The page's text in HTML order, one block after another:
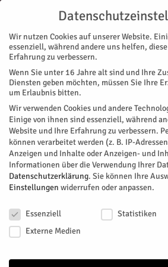
ALTENBURG BARMEN BOURHEIM
BARMEN Start Stadtteile Barmen
Keine Beiträge
NEUSTE NACHRICHTEN
Für
Wir nutzen Cookies auf unserer Website.
essenziell, während andere uns helfen,
Erfahrung zu verbessern.
Wenn Sie unter 16 Jahre alt sind und Ihre
Diensten geben möchten, müssen Sie Ihre
um Erlaubnis bitten.
Wir verwenden Cookies und andere
Einige von ihnen sind essenziell, während
Website und Ihre Erfahrung zu verbessern.
können verarbeitet werden (z. B. IP-
Anzeigen und Inhalte oder Anzeigen- und
Informationen über die Verwendung Ihrer
Datenschutzerklärung. Sie können Ihre
Einstellungen widerrufen oder anpassen.
Essenziell
Statistiken
Externe Medien